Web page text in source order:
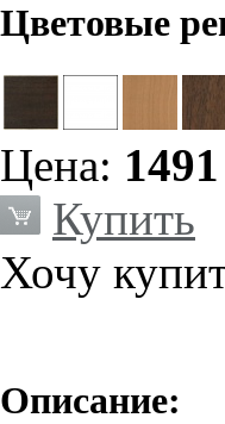
Цветовые
Цена: 1491
Купить
Хочу
Описание: